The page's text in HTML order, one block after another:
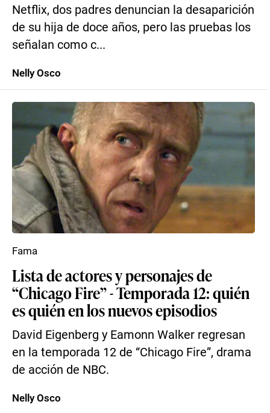
Netflix, dos padres denuncian la desaparición
de su hija de doce años, pero las pruebas los
señalan como c...
Nelly Osco
Lista de actores y personajes de
“Chicago Fire” - Temporada 12: quién
es quién en los nuevos episodios
David Eigenberg y Eamonn Walker regresan
en la temporada 12 de “Chicago Fire”, drama
de acción de NBC.
Fama
Nelly Osco